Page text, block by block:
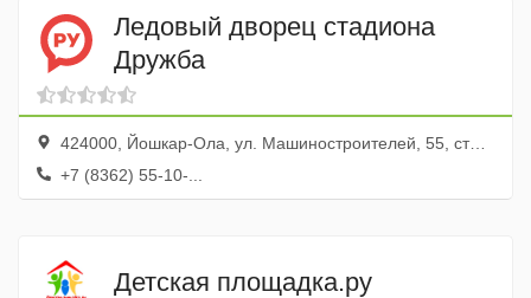
Ледовый дворец стадиона
Дружба
424000, Йошкар-Ола, ул. Машиностроителей, 55, стадион Дружба
+7 (8362) 55-10-...
Детская площадка.ру